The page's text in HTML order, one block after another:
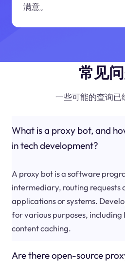
满意。
常见
一些可能的查询已
What is a proxy bot, and
in tech development?
A proxy bot is a software
intermediary, routing requests
applications or systems.
for various purposes,
content caching.
Are there open-source